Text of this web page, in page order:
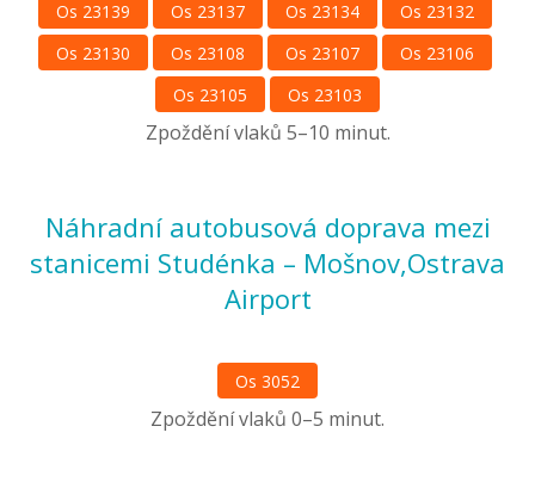
Os 23139 Os 23137 Os 23134
Os 23132
Os 23130
Os 23108 Os 23107
Os 23106
Os 23105
Os 23103
Zpoždění vlaků 5–10 minut.
Náhradní autobusová doprava mezi
stanicemi Studénka – Mošnov,Ostrava
Airport
Os 3052
Zpoždění vlaků 0–5 minut.